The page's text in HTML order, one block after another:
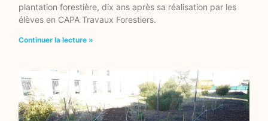
plantation forestière, dix ans après sa réalisation par les
élèves en CAPA Travaux Forestiers.
Continuer la lecture »